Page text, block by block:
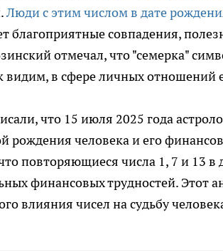
Люди с этим числом в дате
благоприятные совпадения,
отмечал, что "семерка"
видим, в сфере личных
что 15 июля 2025 года
рождения человека и его
повторяющиеся числа 1, 7 и 13
финансовых трудностей. Этот
влияния чисел на судьбу